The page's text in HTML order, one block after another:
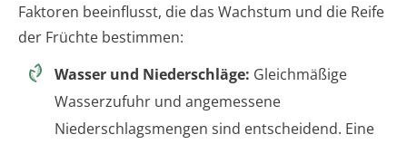
Faktoren beeinflusst, die das Wachstum und die Reife
der Früchte bestimmen:
Wasser und Niederschläge: Gleichmäßige
Wasserzufuhr und angemessene
Niederschlagsmengen sind entscheidend. Eine